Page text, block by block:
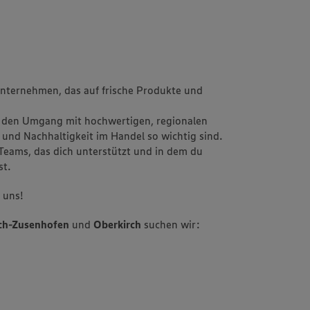
das auf frische Produkte und
Umgang mit hochwertigen, regionalen
Nachhaltigkeit im Handel so wichtig sind.
das dich unterstützt und in dem du
Zusenhofen und Oberkirch suchen wir: